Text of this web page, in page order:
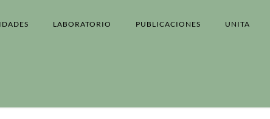
LABORATORIO PUBLICACIONES UNITA